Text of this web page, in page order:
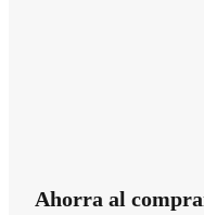
Ahorra al